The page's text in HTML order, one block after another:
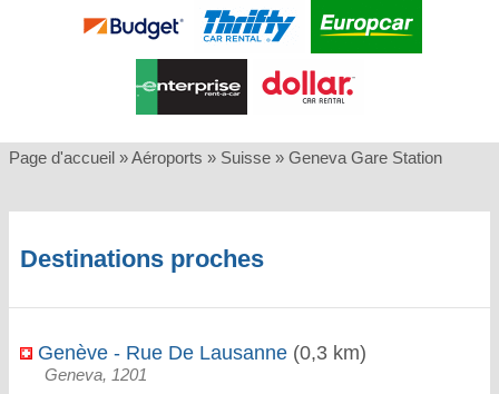
Page d'accueil »Aéroports » Suisse » Geneva Gare Station
Destinations proches
Genève - Rue De Lausanne (0,3 km)
Geneva, 1201